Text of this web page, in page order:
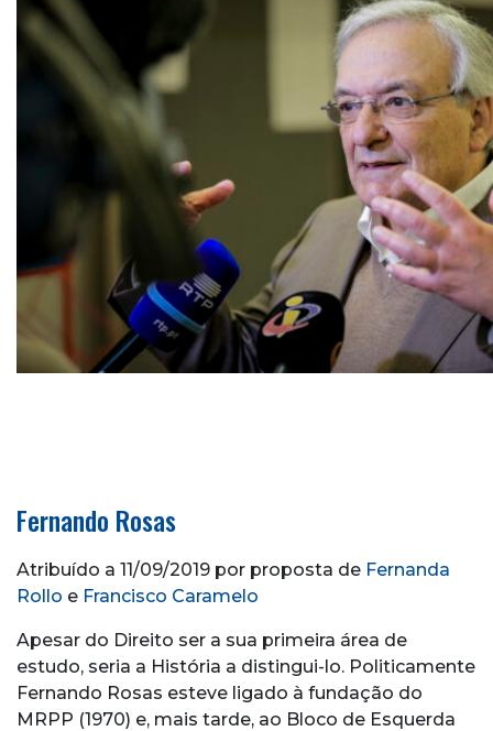
Fernando Rosas
Atribuído a 11/09/2019 por proposta de Fernanda
Rollo e Francisco Caramelo
Apesar do Direito ser a sua primeira área de
estudo, seria a História a distingui-lo. Politicamente
Fernando Rosas esteve ligado à fundação do
MRPP (1970) e, mais tarde, ao Bloco de Esquerda